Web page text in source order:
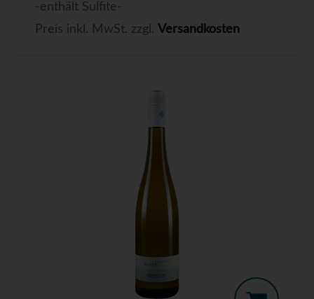
-enthält Sulfite-
Preis inkl. MwSt. zzgl. Versandkosten